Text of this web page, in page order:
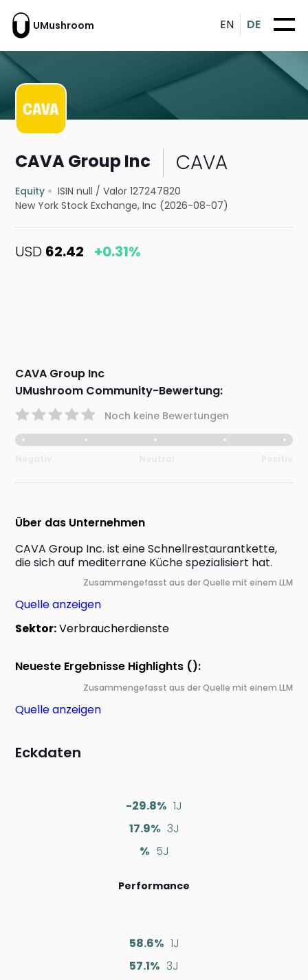
UMushroom EN DE
CAVA Group Inc CAVA
Equity ISIN null /Valor 127247820
New York Stock Exchange, Inc (2026-08-07)
USD 62.42 +0.31%
CAVA Group Inc
UMushroom Community-Bewertung:
Noch keine Bewertungen
Über das Unternehmen
CAVA Group Inc. ist eine Schnellrestaurantkette,
die sich auf mediterrane Küche spezialisiert hat.
Zusammengefasst aus der Quelle mit einem LLM
Quelle anzeigen
Sektor:Verbraucherdienste
Neueste Ergebnisse Highlights ():
Zusammengefasst aus der Quelle mit einem LLM
Quelle anzeigen
Eckdaten
-29.8% 1J
17.9% 3J
% 5J
Performance
58.6% 1J
57.1% 3J